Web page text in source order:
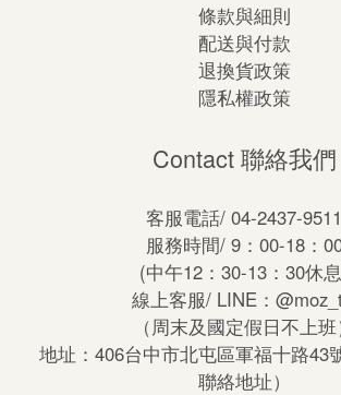
條款與細則
配送與付款
退換貨政策
隱私權政策
Contact 聯絡我們
客服電話/ 04-2437-9511
服務時間/ 9：00-18：
(中午12：30-13：30休
線上客服/ LINE：
（周末及國定假日不上班
地址：406台中市北屯區軍福十路43
聯絡地址）